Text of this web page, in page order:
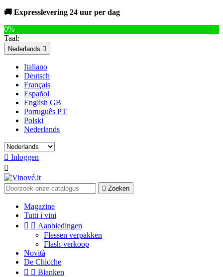
🚚 Expresslevering 24 uur per dag
0%
Taal:
Nederlands 
Italiano
Deutsch
Français
Español
English GB
Português PT
Polski
Nederlands
 Inloggen

 Zoeken
Magazine
Tutti i vini
  Aanbiedingen
Flessen verpakken
Flash-verkoop
Novità
De Chicche
  Blanken